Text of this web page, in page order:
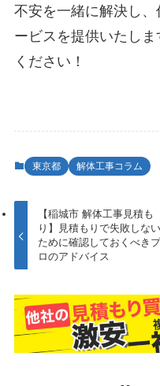
不安を一緒に解決し
ービスを提供いたし
ください！
東京都 解体工事コラム
【稲城市 解体工事見積も
り】見積もりで失敗しない
ために確認しておくべき
ロのアドバイス